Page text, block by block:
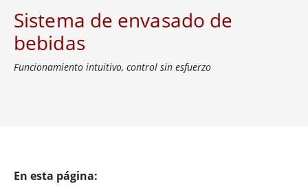
Sistema de envasado de
bebidas
Funcionamiento intuitivo, control sin esfuerzo
En esta página: